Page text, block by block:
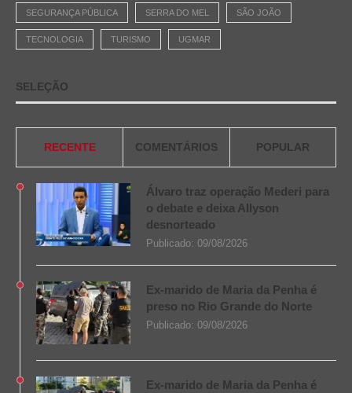
SEGURANÇA PÚBLICA SERRA DO MEL SÃO JOÃO
TECNOLOGIA TURISMO UGMAR
SELEÇÃO
RECENTE COMENTÁRIOS POPULAR
Álvaro traz operação Mederi para
o debate e deixa Allyson
desnorteado
Publicado: 09/08/2026
Ex-marido de Maria da Penha é
preso no Rio Grande do Norte
Publicado: 09/08/2026
Ex-marido de Maria da Penha é